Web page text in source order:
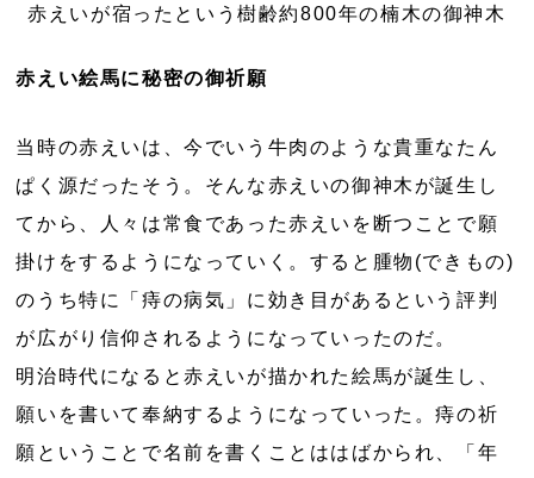
赤えいが宿ったという樹齢約800年の楠木の御神木
赤えい絵馬に秘密の御祈願
当時の赤えいは、今でいう牛肉のような貴重なたん
ぱく源だったそう。そんな赤えいの御神木が誕生し
てから、人々は常食であった赤えいを断つことで願
掛けをするようになっていく。すると腫物(できもの)
のうち特に「痔の病気」に効き目があるという評判
が広がり信仰されるようになっていったのだ。
明治時代になると赤えいが描かれた絵馬が誕生し、
願いを書いて奉納するようになっていった。痔の祈
願ということで名前を書くことははばかられ、「年